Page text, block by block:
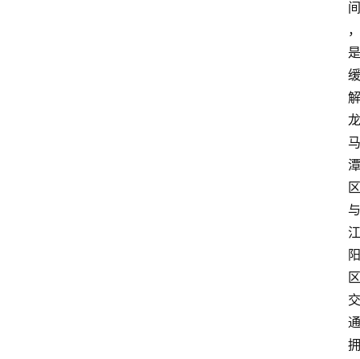
间
，
是
缓
解
龙
马
潭
区
与
江
阳
区
交
通
拥